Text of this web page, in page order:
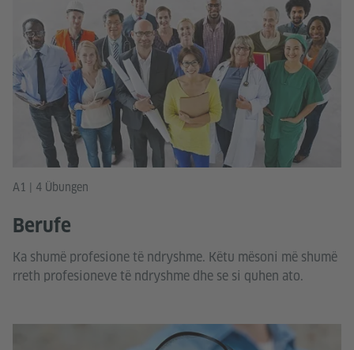
A1 | 4 Übungen
Berufe
Ka shumë profesione të ndryshme. Këtu mësoni më shumë
rreth profesioneve të ndryshme dhe se si quhen ato.